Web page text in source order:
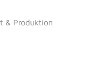
& Produktion